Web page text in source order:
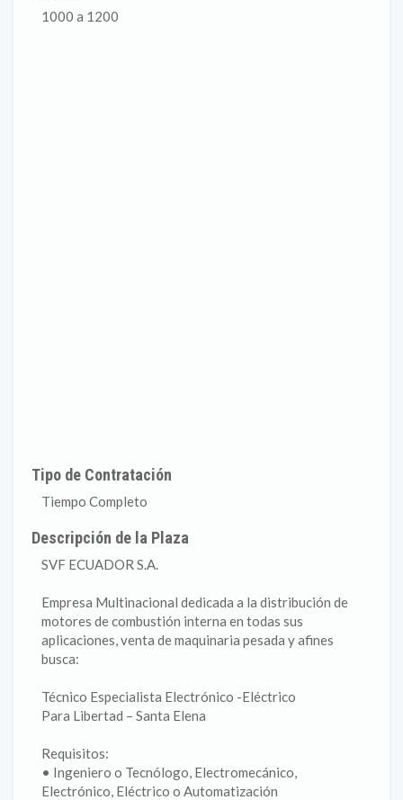
1000 a 1200
Tipo de Contratación
Tiempo Completo
Descripción de la Plaza
SVF ECUADOR S.A.
Empresa Multinacional dedicada a la distribución de
motores de combustión interna en todas sus
aplicaciones, venta de maquinaria pesada y afines
busca:
Técnico Especialista Electrónico -Eléctrico
Para Libertad – Santa Elena
Requisitos:
• Ingeniero o Tecnólogo, Electromecánico,
Electrónico, Eléctrico o Automatización